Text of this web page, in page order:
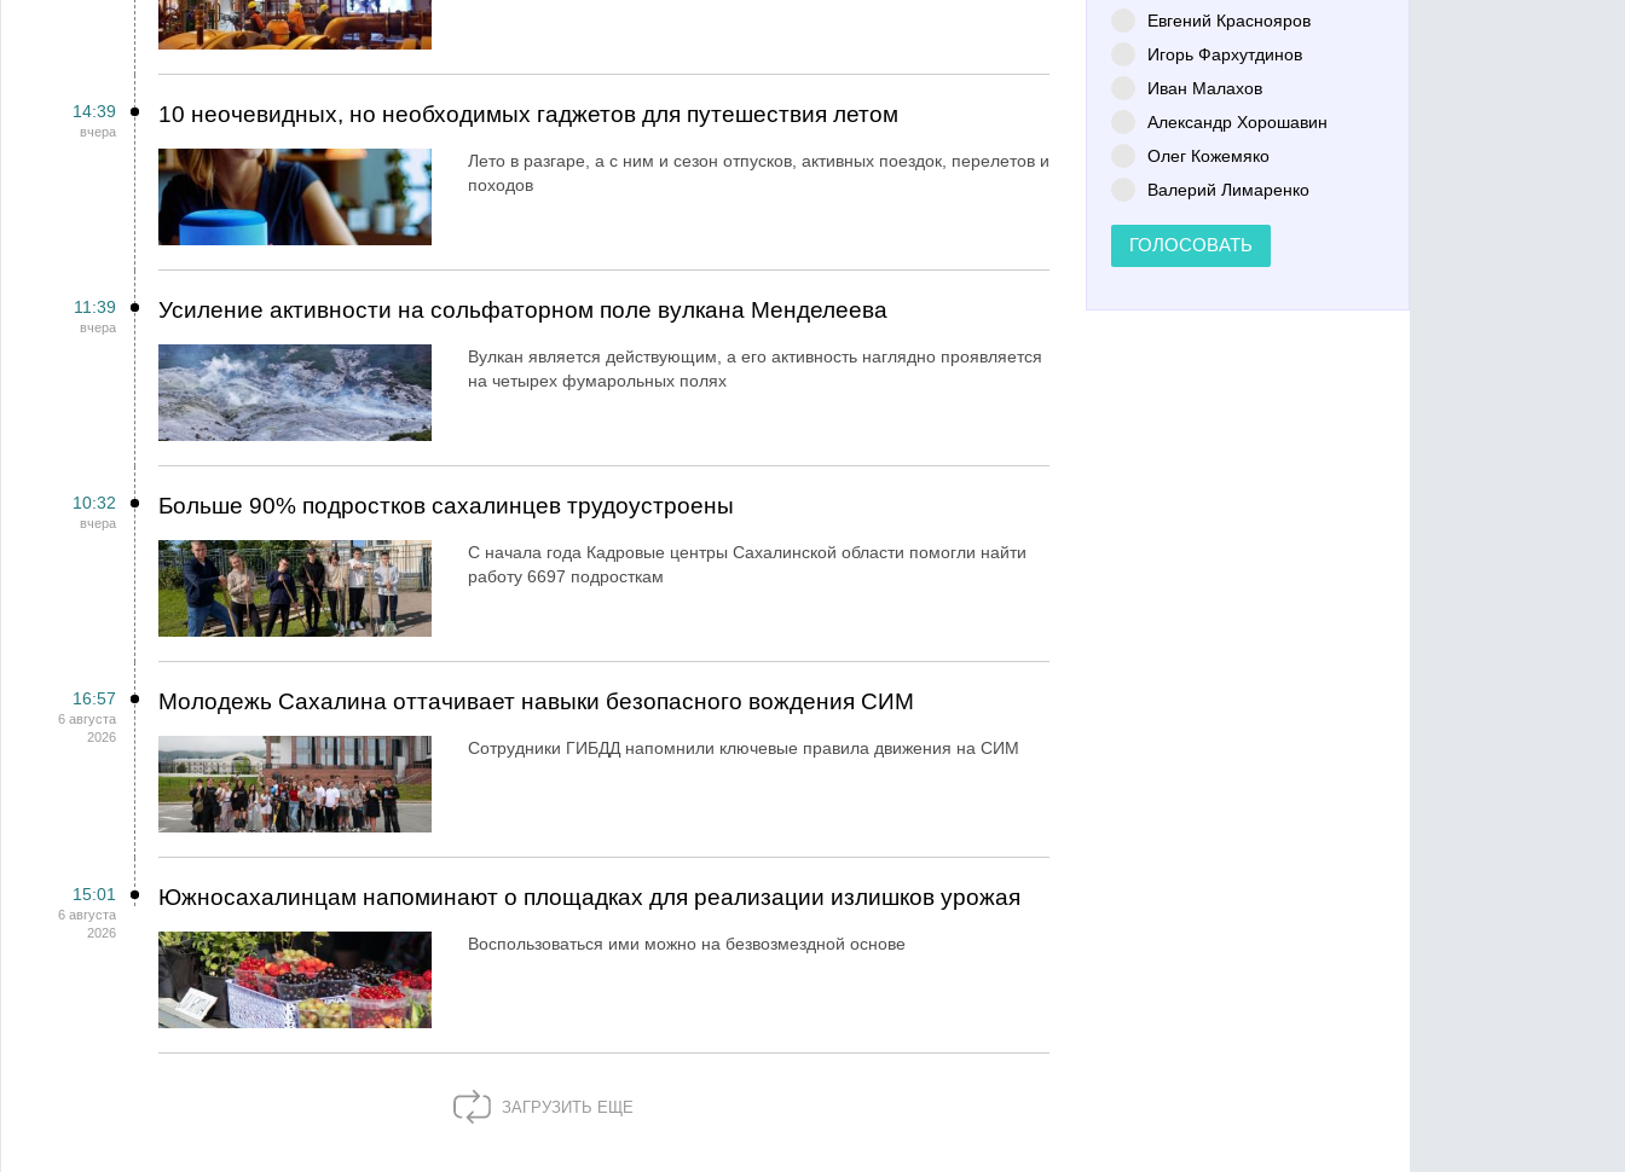
14:39
вчера
10 неочевидных, но необходимых гаджетов для путешествия летом
Лето в разгаре, а с ним и сезон отпусков, активных поездок, перелетов и
походов
11:39
вчера
Усиление активности на сольфаторном поле вулкана Менделеева
Вулкан является действующим, а его активность наглядно проявляется
на четырех фумарольных полях
10:32
вчера
Больше 90% подростков сахалинцев трудоустроены
С начала года Кадровые центры Сахалинской области помогли найти
работу 6697 подросткам
16:57
6 августа
2026
Молодежь Сахалина оттачивает навыки безопасного вождения СИМ
Сотрудники ГИБДД напомнили ключевые правила движения на СИМ
15:01
6 августа
2026
Южносахалинцам напоминают о площадках для реализации излишков урожая
Воспользоваться ими можно на безвозмездной основе
ЗАГРУЗИТЬ ЕЩЕ
Евгений Краснояров
Игорь Фархутдинов
Иван Малахов
Александр Хорошавин
Олег Кожемяко
Валерий Лимаренко
ГОЛОСОВАТЬ